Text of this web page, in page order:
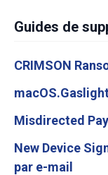
Guides de
CRIMSON
Misdirected
New Device
par e-mail